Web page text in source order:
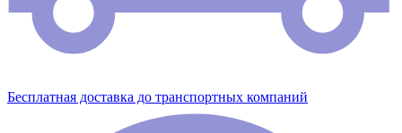
Бесплатная доставка до транспортных компаний